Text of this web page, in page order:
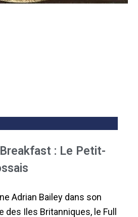
: Le Petit-
Adrian Bailey dans son
des Iles Britanniques, le Full